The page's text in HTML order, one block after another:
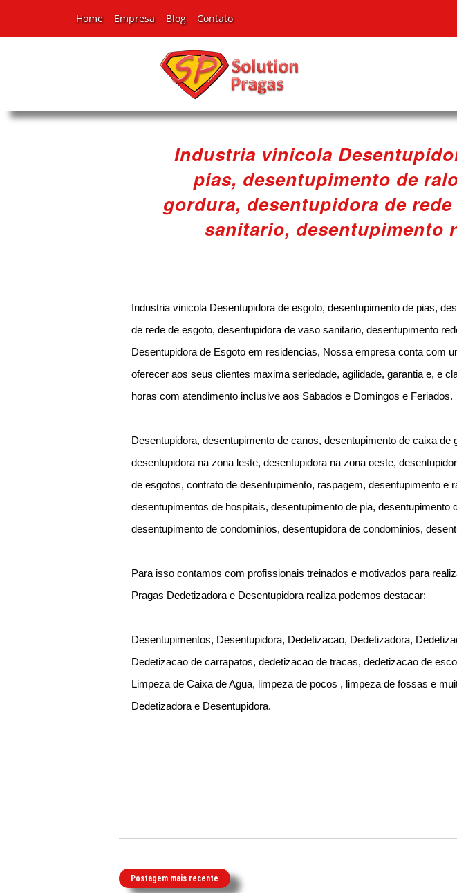
Home Empresa Blog Contato
Industria vinicola
pias, desentupimento de
gordura, desentupidora de
sanitario, desentupimento
Industria vinicola Desentupidora de esgoto, desentupimento de pias,
de rede de esgoto, desentupidora de vaso sanitario, desentupimento
Desentupidora de Esgoto em residencias, Nossa empresa conta com
oferecer aos seus clientes maxima seriedade, agilidade, garantia e, e
horas com atendimento inclusive aos Sabados e Domingos e Feriados.
Desentupidora, desentupimento de canos, desentupimento de caixa
desentupidora na zona leste, desentupidora na zona oeste,
de esgotos, contrato de desentupimento, raspagem, desentupimento
desentupimentos de hospitais, desentupimento de pia,
desentupimento de condominios, desentupidora de condominios,
Para isso contamos com profissionais treinados e motivados para
Pragas Dedetizadora e Desentupidora realiza podemos destacar:
Desentupimentos, Desentupidora, Dedetizacao, Dedetizadora,
Dedetizacao de carrapatos, dedetizacao de tracas, dedetizacao de
Limpeza de Caixa de Agua, limpeza de pocos , limpeza de fossas e
Dedetizadora e Desentupidora.
Postagem mais recente